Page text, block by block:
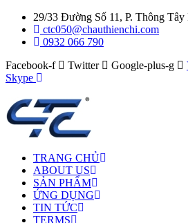
29/33 Đường Số 11, P. Thông
ctc050@chauthienchi.com
0932 066 790
Facebook-f
Twitter Google-plus-g
Skype
TRANG CHỦ
ABOUT US
SẢN PHẨM
ỨNG DỤNG
TIN TỨC
TERMS